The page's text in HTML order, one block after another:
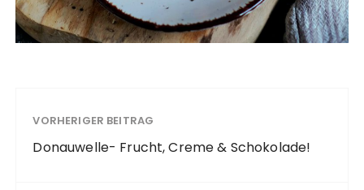
VORHERIGER BEITRAG
Donauwelle- Frucht, Creme & Schokolade!